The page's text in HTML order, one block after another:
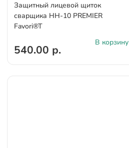
Защитный лицевой щиток
сварщика НН-10 PREMIER
Favori®T
540.00 р.
В корзину